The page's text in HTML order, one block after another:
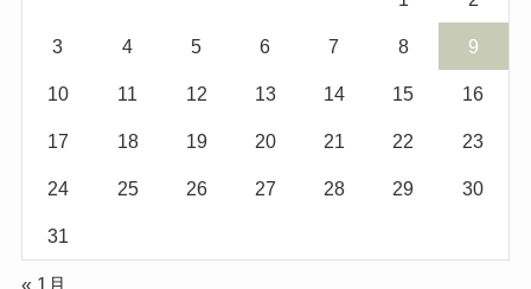
3 4 5 6 7 8 9
10 11 12 13 14 15 16
17 18 19 20 21 22 23
24 25 26 27 28 29 30
31
« 1月